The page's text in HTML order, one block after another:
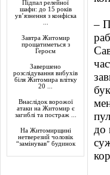
Підпал релейної
шафи: до 15 років
ув’язнення з конфіска
Завтра Житомир
прощатиметься з
Героєм
Завершено
розслідування вибухів
біля Житомира влітку
20 ...
Внаслідок ворожої
атаки на Житомир є
загиблі та постраж ...
На Житомирщині
нетверезий чоловік
“замінував” будинок
–
до